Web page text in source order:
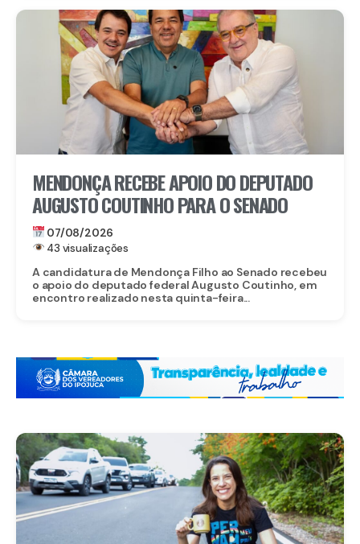
MENDONÇA RECEBE APOIO DO DEPUTADO
AUGUSTO COUTINHO PARA O SENADO
07/08/2026
43 visualizações
A candidatura de Mendonça Filho ao Senado recebeu
o apoio do deputado federal Augusto Coutinho, em
encontro realizado nesta quinta-feira...